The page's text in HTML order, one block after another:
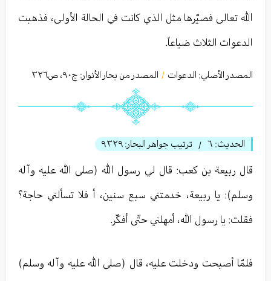
الله تعالى فصيّرها مثل الذي كانت في الحالة الأولى، فذهبت
الدعوات الثلاث ضياعاً.
المصدر الأصلي: الدعوات / المصدر من بحار الأنوار: ج٩٠، ص٣٢٦
الحديث: ٦ / ترتيب جواهر البحار: ٩٣٢٩
قال ربیعة بن كعب: قال لي رسول الله (صلى الله عليه وآله
وسلم): يا ربيعة، خدمتني سبع سنين، أ فلا تسألني حاجة؟
فقلت: يا رسول الله، أمهلني حتّى أفكّر.
فلمّا أصبحت ودخلت عليه، قال (صلى الله عليه وآله وسلم)